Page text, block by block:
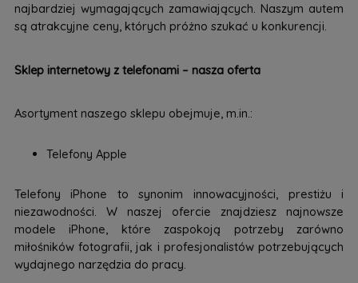
najbardziej wymagających zamawiających. Naszym autem
są atrakcyjne ceny, których próżno szukać u konkurencji.
Sklep internetowy z telefonami – nasza oferta
Asortyment naszego sklepu obejmuje, m.in.:
Telefony Apple
Telefony iPhone to synonim innowacyjności, prestiżu i
niezawodności. W naszej ofercie znajdziesz najnowsze
modele iPhone, które zaspokoją potrzeby zarówno
miłośników fotografii, jak i profesjonalistów potrzebujących
wydajnego narzędzia do pracy.